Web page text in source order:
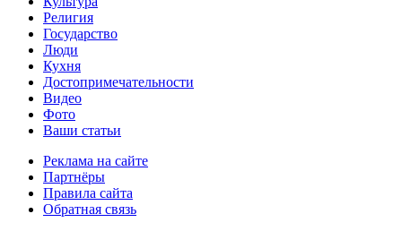
Религия
Государство
Люди
Кухня
Достопримечательности
Видео
Фото
Ваши статьи
Реклама на сайте
Партнёры
Правила сайта
Обратная связь